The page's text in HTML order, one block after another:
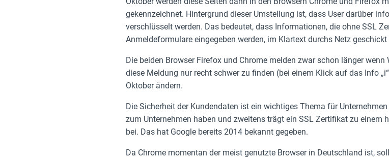
gekennzeichnet. Hintergrund dieser Umstellung ist, dass User darüber
verschlüsselt werden. Das bedeutet, dass Informationen, die ohne SSL
Anmeldeformulare eingegeben werden, im Klartext durchs Netz geschickt
Die beiden Browser Firefox und Chrome melden zwar schon länger
diese Meldung nur recht schwer zu finden (bei einem Klick auf das Info
Oktober ändern.
Die Sicherheit der Kundendaten ist ein wichtiges Thema für
zum Unternehmen haben und zweitens trägt ein SSL Zertifikat zu einem
bei. Das hat Google bereits 2014 bekannt gegeben.
Da Chrome momentan der meist genutzte Browser in Deutschland ist,